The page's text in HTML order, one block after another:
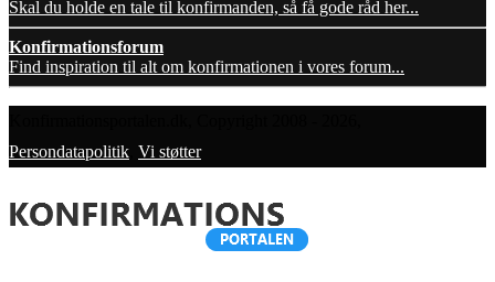
Skal du holde en tale til konfirmanden, så få gode råd her...
Konfirmationsforum
Find inspiration til alt om konfirmationen i vores forum...
Persondatapolitik Vi støtter